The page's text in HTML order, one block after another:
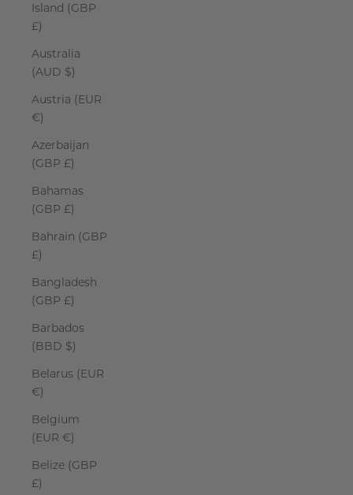
Island (GBP
£)
Australia
(AUD $)
Austria (EUR
€)
Azerbaijan
(GBP £)
Bahamas
(GBP £)
Bahrain (GBP
£)
Bangladesh
(GBP £)
Barbados
(BBD $)
Belarus (EUR
€)
Belgium
(EUR €)
Belize (GBP
£)